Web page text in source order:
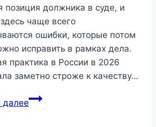
позиция должника в суде, и
чаще всего
ошибки, которые потом
исправить в рамках дела.
практика в России в 2026
заметно строже к качеству…
далееПодготовка